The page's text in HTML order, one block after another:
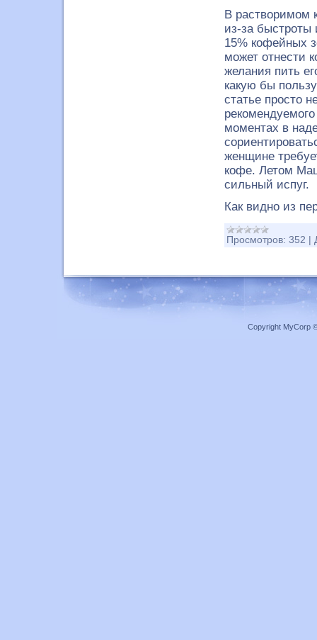
В растворимом
из-за быстроты
15% кофейных
может отнести
желания пить
какую бы
статье просто
моментах в
женщине
кофе. Летом
сильный испуг.
Как видно из
Просмотров: 352 |
Copyright MyCorp